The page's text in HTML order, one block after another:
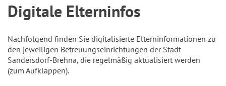
Digitale Elterninfos
Nachfolgend finden Sie digitalisierte Elterninformationen zu
den jeweiligen Betreuungseinrichtungen der Stadt
Sandersdorf-Brehna, die regelmäßig aktualisiert werden
(zum Aufklappen).